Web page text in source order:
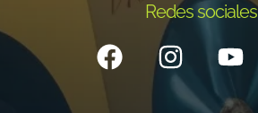
Redes sociales